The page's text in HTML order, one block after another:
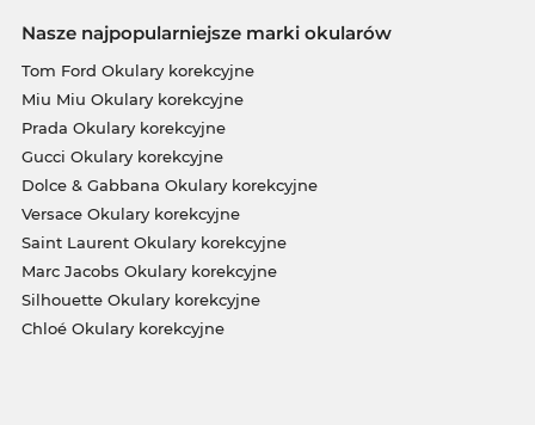
Nasze najpopularniejsze marki okularów
Tom Ford Okulary korekcyjne
Miu Miu Okulary korekcyjne
Prada Okulary korekcyjne
Gucci Okulary korekcyjne
Dolce & Gabbana Okulary korekcyjne
Versace Okulary korekcyjne
Saint Laurent Okulary korekcyjne
Marc Jacobs Okulary korekcyjne
Silhouette Okulary korekcyjne
Chloé Okulary korekcyjne